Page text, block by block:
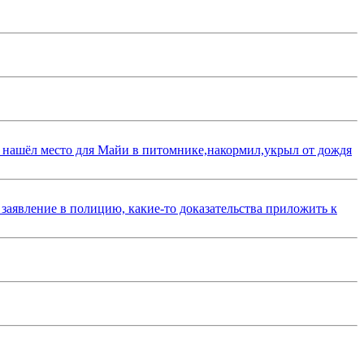
место для Майи в питомнике,накормил,укрыл от дождя
в полицию, какие-то доказательства приложить к